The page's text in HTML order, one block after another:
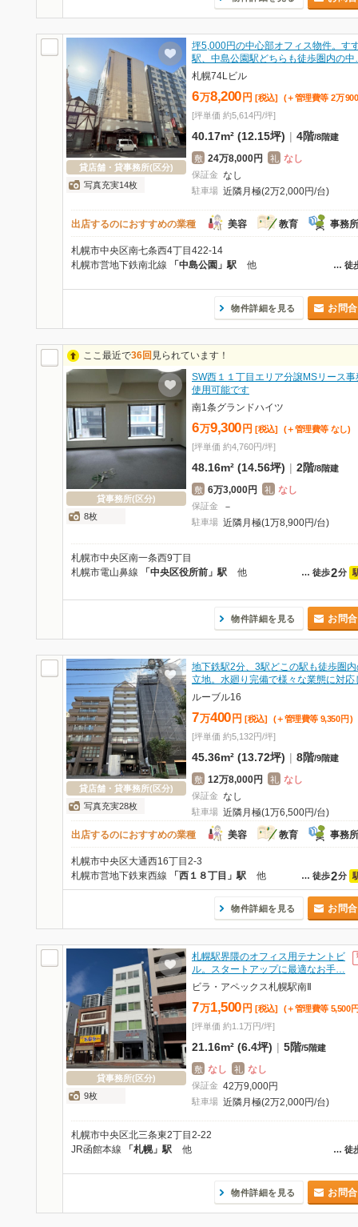
貸店舗・貸事務所(区分)
写真充実14枚
坪5,000円の中心部オフィス物件。す
駅、中島公園駅どちらも徒歩圏内の
札幌74Lビル
6万8,200 円 [税込] (＋管理費等 2万900
[坪単価 約5,614円/坪]
40.17m² (12.15坪) | 4階/8階建
敷 24万8,000円 礼 なし
保証金 なし
駐車場 近隣月極(2万2,000円/台)
出店するのにおすすめの業種 美容 教育 事務所
札幌市中央区南七条西4丁目422-14
… 徒
札幌市営地下鉄南北線 「中島公園」駅 他
物件詳細を見る お問
ここ最近で36回 見られています！
貸事務所(区分)
8枚
SW西１１丁目エリア分譲MSリース事
使用可能です
南1条グランドハイツ
6万9,300 円 [税込] (＋管理費等 なし)
[坪単価 約4,760円/坪]
48.16m² (14.56坪) | 2階/8階建
敷 6万3,000円 礼 なし
保証金 －
駐車場 近隣月極(1万8,900円/台)
札幌市中央区南一条西9丁目
… 徒歩2分
札幌市電山鼻線 「中央区役所前」駅 他
物件詳細を見る お問
貸店舗・貸事務所(区分)
写真充実28枚
地下鉄駅2分、3駅どこの駅も徒歩圏
立地。水廻り完備で様々な業態に対
ルーブル16
7万400 円 [税込] (＋管理費等 9,350 円 )
[坪単価 約5,132円/坪]
45.36m² (13.72坪) | 8階/9階建
敷 12万8,000円 礼 なし
保証金 なし
駐車場 近隣月極(1万6,500円/台)
出店するのにおすすめの業種
美容 教育 事務所
札幌市中央区大通西16丁目2-3
… 徒歩2分
札幌市営地下鉄東西線 「西１８丁目」駅 他
物件詳細を見る お問
貸事務所(区分)
9枚
札幌駅界隈のオフィス用テナントビ
ル。スタートアップに最適なお手…
ビラ・アペックス札幌駅南Ⅱ
7万1,500 円 [税込] (＋管理費等 5,500
[坪単価 約1.1万円/坪]
21.16m² (6.4坪) | 5階/5階建
敷 なし 礼 なし
保証金 42万9,000円
駐車場 近隣月極(2万2,000円/台)
札幌市中央区北三条東2丁目2-22
… 徒
JR函館本線 「札幌」駅 他
物件詳細を見る お問